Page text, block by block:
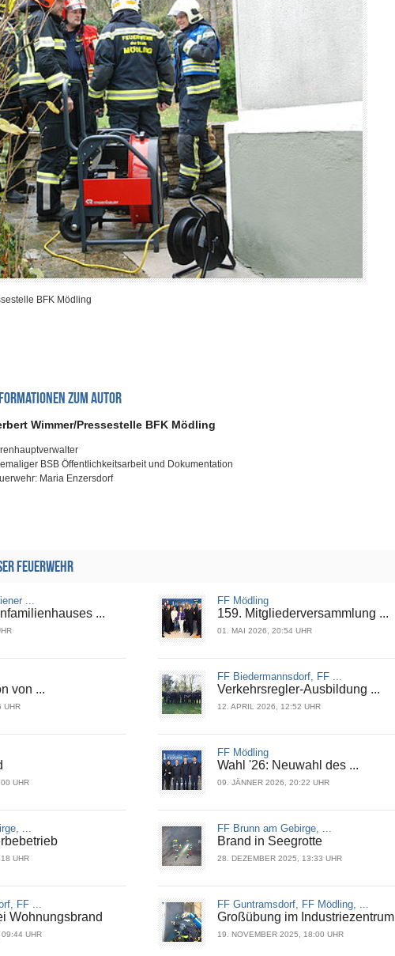
BFK Mödling
ZUM AUTOR
Wimmer/Pressestelle BFK Mödling
BSB Öffentlichkeitsarbeit und Dokumentation
Maria Enzersdorf
FEUERWEHR
...
...
FF Mödling
159. Mitgliederversammlung ...
01. MAI 2026, 20:54 UHR
von ...
UHR
FF Biedermannsdorf, FF ...
Verkehrsregler-Ausbildung ...
12. APRIL 2026, 12:52 UHR
UHR
FF Mödling
Wahl '26: Neuwahl des ...
09. JÄNNER 2026, 20:22 UHR
...
UHR
FF Brunn am Gebirge, ...
Brand in Seegrotte
28. DEZEMBER 2025, 13:33 UHR
FF ...
Wohnungsbrand
UHR
FF Guntramsdorf, FF Mödling, ...
Großübung im Industriezentrum
19. NOVEMBER 2025, 18:00 UHR